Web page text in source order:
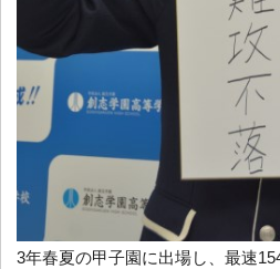
3年春夏の甲子園に出場し、最速